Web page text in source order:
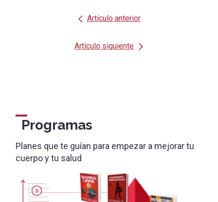
Artículo anterior
Artículo siguiente
Programas
Planes que te guían para empezar a mejorar tu
cuerpo y tu salud